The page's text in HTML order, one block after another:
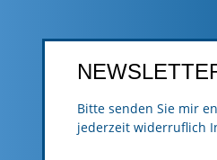
Bitte senden Sie mir
jederzeit widerruflich